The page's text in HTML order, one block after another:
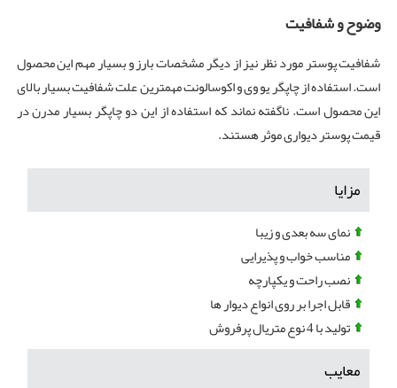
وضوح و شفافیت
شفافیت پوستر مورد نظر نیز از دیگر مشخصات بارز و بسیار مهم این محصول
است. استفاده از چاپگر یو وی و اکوسالونت مهمترین علت شفافیت بسیار بالای
این محصول است. ناگفته نماند که استفاده از این دو چاپگر بسیار مدرن در
قیمت پوستر دیواری موثر هستند.
مزایا
نمای سه بعدی و زیبا
مناسب خواب و پذیرایی
نصب راحت و یکپارچه
قابل اجرا بر روی انواع دیوار ها
تولید با 4 نوع متریال پرفروش
معایب